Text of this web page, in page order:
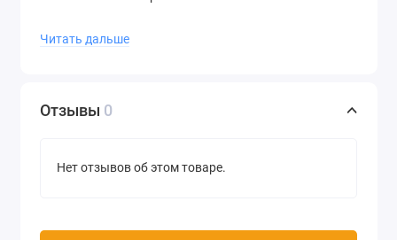
Читать дальше
Отзывы 0
Нет отзывов об этом товаре.